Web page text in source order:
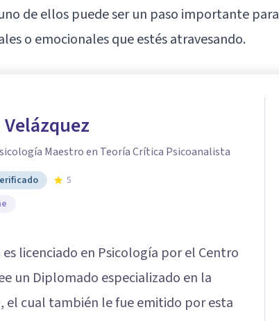
de ellos puede ser un paso importante para
o emocionales que estés atravesando.
Maestro en Teoría Crítica Psicoanalista
5
es licenciado en Psicología por el Centro
un Diplomado especializado en la
el cual también le fue emitido por esta